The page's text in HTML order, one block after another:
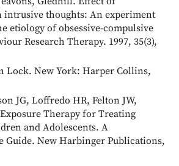
intrusive thoughts: An experiment
etiology of obsessive-compulsive
Research Therapy. 1997, 35(3),
Lock. New York: Harper Collins,
JG, Loffredo HR, Felton JW,
Therapy for Treating
and Adolescents. A
Guide. New Harbinger Publications,